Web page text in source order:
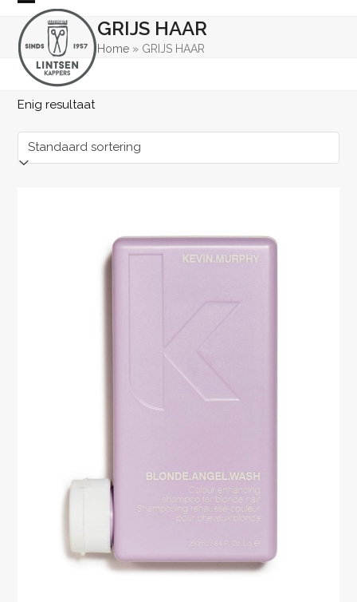
Skip
content
Open
mobile
menu
Close
mobile
menu
GRIJS HAAR
Home » GRIJS HAAR
Enig resultaat